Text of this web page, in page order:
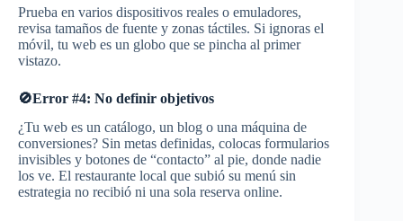
Prueba en varios dispositivos reales o emuladores,
revisa tamaños de fuente y zonas táctiles. Si ignoras el
móvil, tu web es un globo que se pincha al primer
vistazo.
🚫Error #4: No definir objetivos
¿Tu web es un catálogo, un blog o una máquina de
conversiones? Sin metas definidas, colocas formularios
invisibles y botones de “contacto” al pie, donde nadie
los ve. El restaurante local que subió su menú sin
estrategia no recibió ni una sola reserva online.